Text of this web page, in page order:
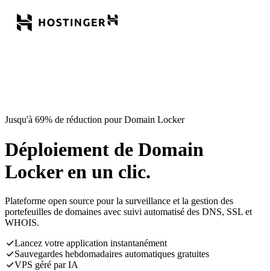
Jusqu'à 69% de réduction pour Domain Locker
Déploiement de Domain
Locker en un clic.
Plateforme open source pour la surveillance et la gestion des
portefeuilles de domaines avec suivi automatisé des DNS, SSL et
WHOIS.
Lancez votre application instantanément
Sauvegardes hebdomadaires automatiques gratuites
VPS géré par IA